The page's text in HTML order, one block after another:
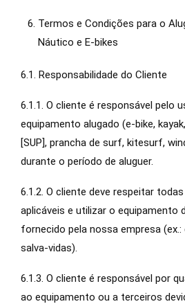
Termos e Condições para o
Náutico e E-bikes
6.1. Responsabilidade do Cliente
6.1.1. O cliente é responsável pelo
equipamento alugado (e-bike,
[SUP], prancha de surf, kitesurf,
durante o período de aluguer.
6.1.2. O cliente deve respeitar
aplicáveis e utilizar o equipamento
fornecido pela nossa empresa
salva-vidas).
6.1.3. O cliente é responsável por
ao equipamento ou a terceiros